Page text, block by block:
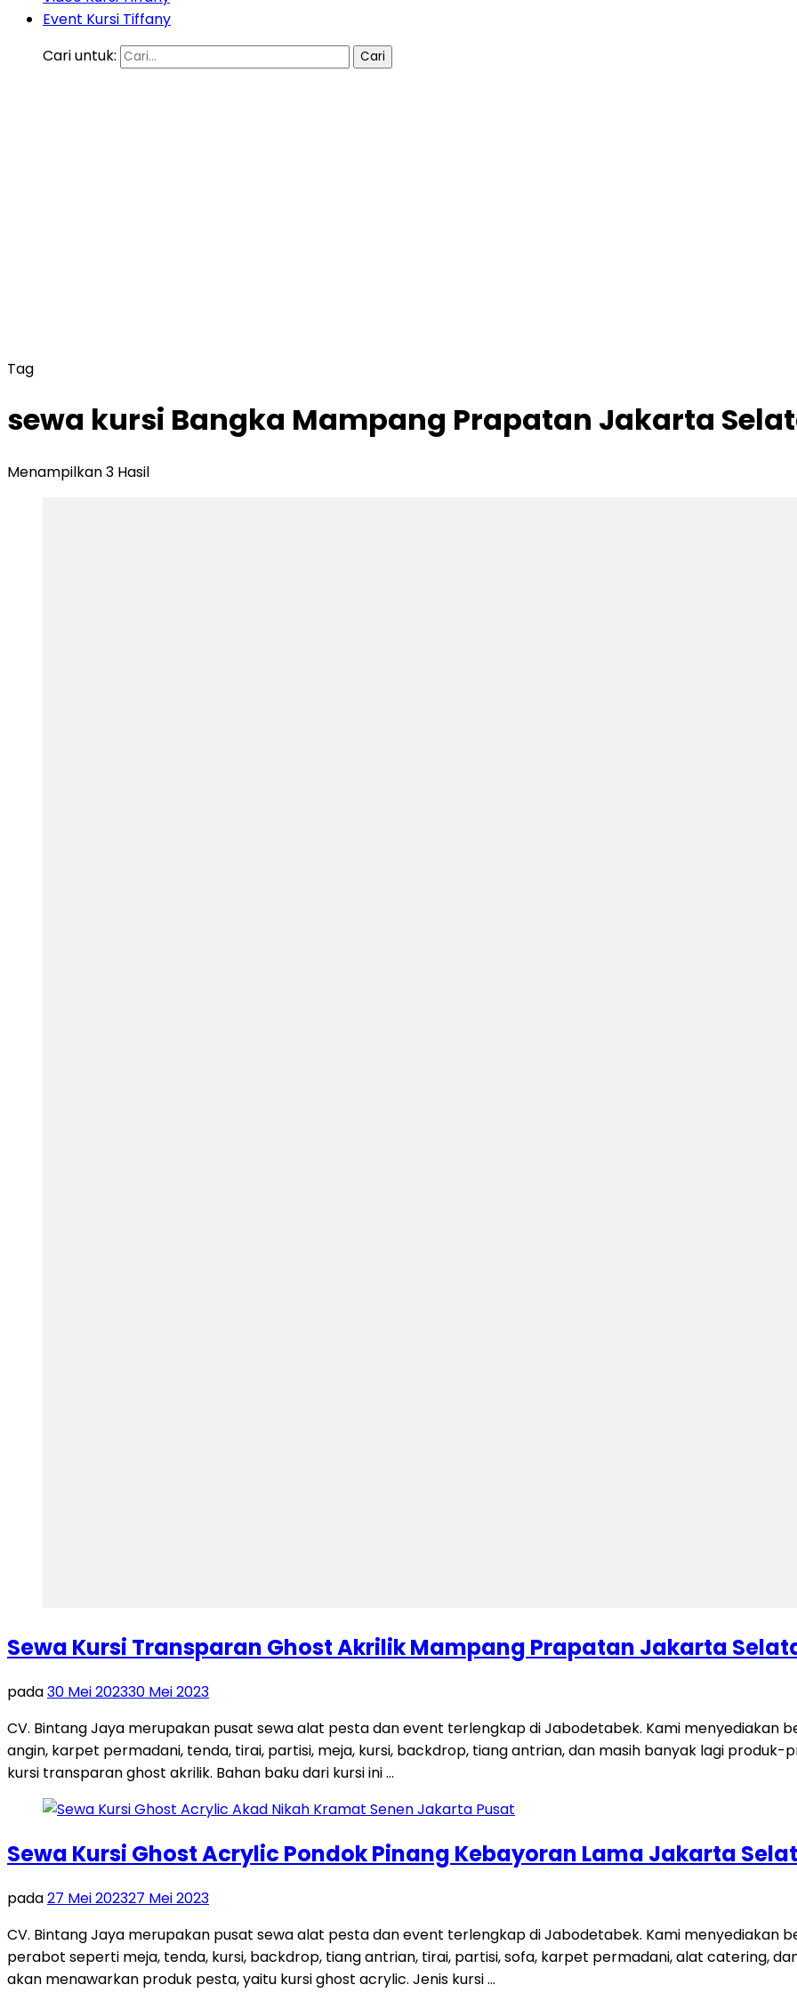
Event Kursi Tiffany
Cari untuk:
Tag
sewa kursi Bangka Mampang Prapatan Jakarta
Menampilkan 3 Hasil
Sewa Kursi Transparan Ghost Akrilik Mampang Prapatan Jakarta
pada30 Mei 202330 Mei 2023
CV. Bintang Jaya merupakan pusat sewa alat pesta dan event terlengkap di Jabodetabek. Kami menyediakan
angin, karpet permadani, tenda, tirai, partisi, meja, kursi, backdrop, tiang antrian, dan masih banyak lagi produk-
kursi transparan ghost akrilik. Bahan baku dari kursi ini …
Sewa Kursi Ghost Acrylic Pondok Pinang Kebayoran Lama Jakarta
pada27 Mei 202327 Mei 2023
CV. Bintang Jaya merupakan pusat sewa alat pesta dan event terlengkap di Jabodetabek. Kami menyediakan
perabot seperti meja, tenda, kursi, backdrop, tiang antrian, tirai, partisi, sofa, karpet permadani, alat catering,
akan menawarkan produk pesta, yaitu kursi ghost acrylic. Jenis kursi …